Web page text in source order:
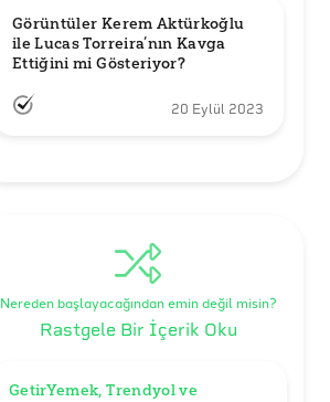
Görüntüler Kerem Aktürkoğlu
ile Lucas Torreira’nın Kavga
Ettiğini mi Gösteriyor?
20 Eylül 2023
Nereden başlayacağından emin değil misin?
Rastgele Bir İçerik Oku
GetirYemek, Trendyol ve